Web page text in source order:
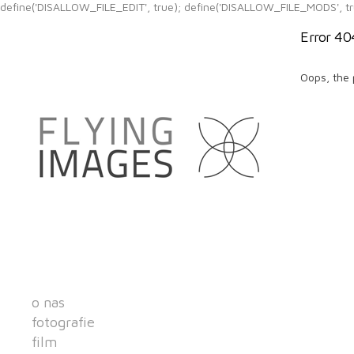
define('DISALLOW_FILE_EDIT', true); define('DISALLOW_FILE_MODS',
o nas
fotografie
film
Error
Oops, the